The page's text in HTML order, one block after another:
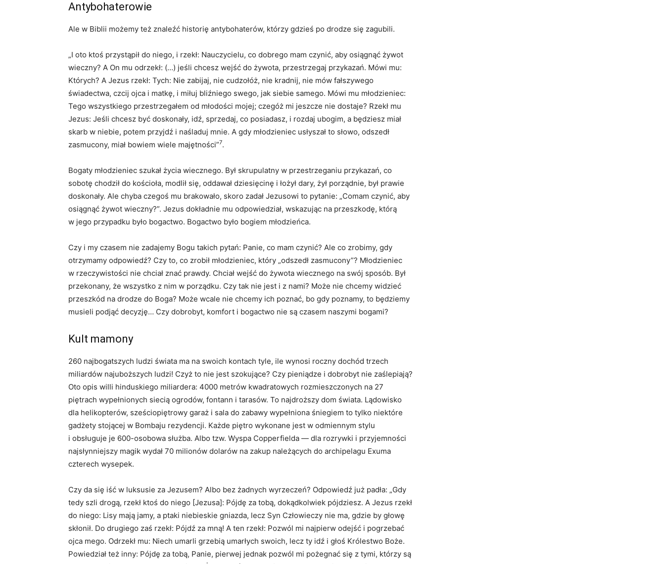
Antybohaterowie
Ale w Biblii możemy też znaleźć historię antybohaterów, którzy gdzieś po drodze się zagubili.
„I oto ktoś przystąpił do niego, i rzekł: Nauczycielu, co dobrego mam czynić, aby osiągnąć żywot
wieczny? A On mu odrzekł: (…) jeśli chcesz wejść do żywota, przestrzegaj przykazań. Mówi mu:
Których? A Jezus rzekł: Tych: Nie zabijaj, nie cudzołóż, nie kradnij, nie mów fałszywego
świadectwa, czcij ojca i matkę, i miłuj bliźniego swego, jak siebie samego. Mówi mu młodzieniec:
Tego wszystkiego przestrzegałem od młodości mojej; czegóż mi jeszcze nie dostaje? Rzekł mu
Jezus: Jeśli chcesz być doskonały, idź, sprzedaj, co posiadasz, i rozdaj ubogim, a będziesz miał
skarb w niebie, potem przyjdź i naśladuj mnie. A gdy młodzieniec usłyszał to słowo, odszedł
zasmucony, miał bowiem wiele majętności”7.
Bogaty młodzieniec szukał życia wiecznego. Był skrupulatny w przestrzeganiu przykazań, co
sobotę chodził do kościoła, modlił się, oddawał dziesięcinę i łożył dary, żył porządnie, był prawie
doskonały. Ale chyba czegoś mu brakowało, skoro zadał Jezusowi to pytanie: „Comam czynić, aby
osiągnąć żywot wieczny?”. Jezus dokładnie mu odpowiedział, wskazując na przeszkodę, którą
w jego przypadku było bogactwo. Bogactwo było bogiem młodzieńca.
Czy i my czasem nie zadajemy Bogu takich pytań: Panie, co mam czynić? Ale co zrobimy, gdy
otrzymamy odpowiedź? Czy to, co zrobił młodzieniec, który „odszedł zasmucony”? Młodzieniec
w rzeczywistości nie chciał znać prawdy. Chciał wejść do żywota wiecznego na swój sposób. Był
przekonany, że wszystko z nim w porządku. Czy tak nie jest i z nami? Może nie chcemy widzieć
przeszkód na drodze do Boga? Może wcale nie chcemy ich poznać, bo gdy poznamy, to będziemy
musieli podjąć decyzję… Czy dobrobyt, komfort i bogactwo nie są czasem naszymi bogami?
Kult mamony
260 najbogatszych ludzi świata ma na swoich kontach tyle, ile wynosi roczny dochód trzech
miliardów najuboższych ludzi! Czyż to nie jest szokujące? Czy pieniądze i dobrobyt nie zaślepiają?
Oto opis willi hinduskiego miliardera: 4000 metrów kwadratowych rozmieszczonych na 27
piętrach wypełnionych siecią ogrodów, fontann i tarasów. To najdroższy dom świata. Lądowisko
dla helikopterów, sześciopiętrowy garaż i sala do zabawy wypełniona śniegiem to tylko niektóre
gadżety stojącej w Bombaju rezydencji. Każde piętro wykonane jest w odmiennym stylu
i obsługuje je 600-osobowa służba. Albo tzw. Wyspa Copperfielda — dla rozrywki i przyjemności
najsłynniejszy magik wydał 70 milionów dolarów na zakup należących do archipelagu Exuma
czterech wysepek.
Czy da się iść w luksusie za Jezusem? Albo bez żadnych wyrzeczeń? Odpowiedź już padła: „Gdy
tedy szli drogą, rzekł ktoś do niego [Jezusa]: Pójdę za tobą, dokądkolwiek pójdziesz. A Jezus rzekł
do niego: Lisy mają jamy, a ptaki niebieskie gniazda, lecz Syn Człowieczy nie ma, gdzie by głowę
skłonił. Do drugiego zaś rzekł: Pójdź za mną! A ten rzekł: Pozwól mi najpierw odejść i pogrzebać
ojca mego. Odrzekł mu: Niech umarli grzebią umarłych swoich, lecz ty idź i głoś Królestwo Boże.
Powiedział też inny: Pójdę za tobą, Panie, pierwej jednak pozwól mi pożegnać się z tymi, którzy są